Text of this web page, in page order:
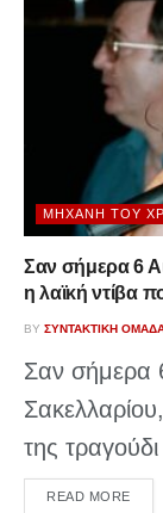
ΜΗΧΑΝΉ ΤΟΥ
Σαν σήμερα 6
η λαϊκή ντίβα
BY ΣΥΝΤΑΚΤΙΚΉ ΟΜΆΔΑ
Σαν σήμερα
της
READ MORE